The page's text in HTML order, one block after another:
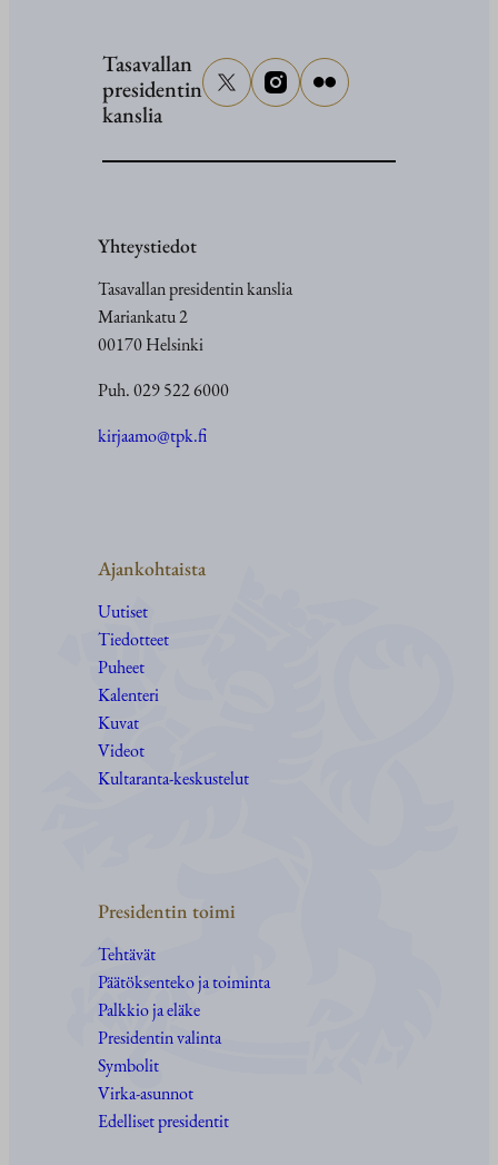
Tasavallan
presidentin
kanslia
Yhteystiedot
Tasavallan presidentin kanslia
Mariankatu 2
00170 Helsinki
Puh. 029 522 6000
kirjaamo@tpk.fi
Ajankohtaista
Uutiset
Tiedotteet
Puheet
Kalenteri
Kuvat
Videot
Kultaranta-keskustelut
Presidentin toimi
Tehtävät
Päätöksenteko ja toiminta
Palkkio ja eläke
Presidentin valinta
Symbolit
Virka-asunnot
Edelliset presidentit